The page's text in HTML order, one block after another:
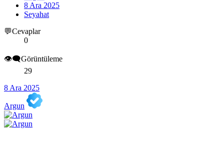
8 Ara 2025
Seyahat
💬Cevaplar
0
👁️‍🗨️Görüntüleme
29
8 Ara 2025
Argun